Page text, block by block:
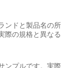
ンドと製品名の所
際の規格と異なる
ンプルです。実際